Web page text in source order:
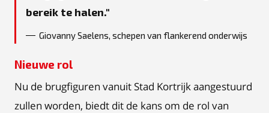
bereik te halen.
Giovanny Saelens, schepen van flankerend onderwijs
Nieuwe rol
Nu de brugfiguren vanuit Stad Kortrijk aangestuurd
zullen worden, biedt dit de kans om de rol van